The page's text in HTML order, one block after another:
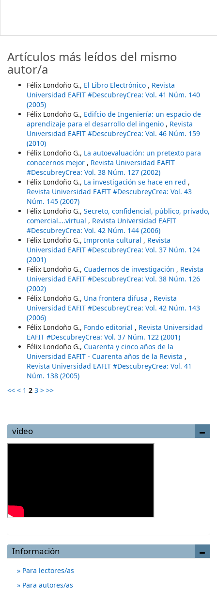
Artículos más leídos del mismo
autor/a
Félix Londoño G., El Libro Electrónico , Revista
Universidad EAFIT #DescubreyCrea: Vol. 41 Núm. 140
(2005)
Félix Londoño G., Edifcio de Ingeniería: un espacio de
aprendizaje para el desarrollo del ingenio , Revista
Universidad EAFIT #DescubreyCrea: Vol. 46 Núm. 159
(2010)
Félix Londoño G., La autoevaluación: un pretexto para
conocernos mejor , Revista Universidad EAFIT
#DescubreyCrea: Vol. 38 Núm. 127 (2002)
Félix Londoño G., La investigación se hace en red ,
Revista Universidad EAFIT #DescubreyCrea: Vol. 43
Núm. 145 (2007)
Félix Londoño G., Secreto, confidencial, público, privado,
comercial….virtual , Revista Universidad EAFIT
#DescubreyCrea: Vol. 42 Núm. 144 (2006)
Félix Londoño G., Impronta cultural , Revista
Universidad EAFIT #DescubreyCrea: Vol. 37 Núm. 124
(2001)
Félix Londoño G., Cuadernos de investigación , Revista
Universidad EAFIT #DescubreyCrea: Vol. 38 Núm. 126
(2002)
Félix Londoño G., Una frontera difusa , Revista
Universidad EAFIT #DescubreyCrea: Vol. 42 Núm. 143
(2006)
Félix Londoño G., Fondo editorial , Revista Universidad
EAFIT #DescubreyCrea: Vol. 37 Núm. 122 (2001)
Félix Londoño G., Cuarenta y cinco años de la
Universidad EAFIT - Cuarenta años de la Revista ,
Revista Universidad EAFIT #DescubreyCrea: Vol. 41
Núm. 138 (2005)
<< < 1 2 3 > >>
video
Información
Para lectores/as
Para autores/as